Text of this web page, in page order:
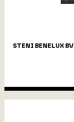
STENI BENELUX BV